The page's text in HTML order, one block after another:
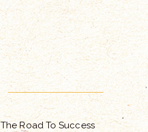
The Road To Success